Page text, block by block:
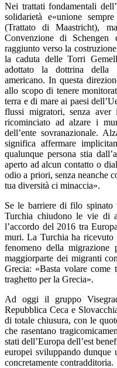
Nei trattati fondamentali
solidarietà e«unione
(Trattato di Maastricht),
Convenzione di
raggiunto verso la
la caduta delle Torri
adottato la dottrina della
americano. In questa
allo scopo di tenere
terra e di mare ai paesi
flussi migratori, senza
ricominciato ad alzare i
dell’ente sovranazionale.
significa affermare
qualunque persona stia
aperto ad alcun contatto o
odio a priori, senza neanche
tua diversità ci minaccia».
Se le barriere di filo
Turchia chiudono le vie di
l’accordo del 2016 tra
muri. La Turchia ha
fenomeno della
maggiorparte dei migranti
Grecia: «Basta volare
traghetto per la Grecia».
Ad oggi il gruppo
Repubblica Ceca e
di totale chiusura, con le
che rasentano
stati dell’Europa dell’est
europei sviluppando dunque
concretamente contradditoria.